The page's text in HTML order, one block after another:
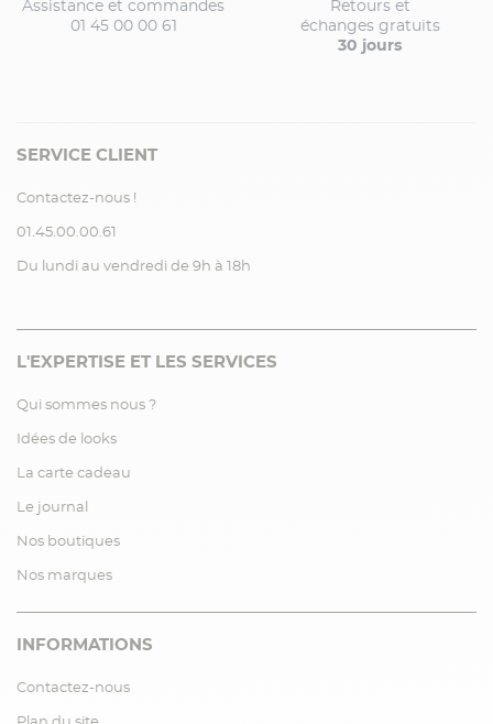
Assistance et commandes
01 45 00 00 61
Retours et
échanges gratuits
30 jours
SERVICE CLIENT
Contactez-nous !
01.45.00.00.61
Du lundi au vendredi de 9h à 18h
L'EXPERTISE ET LES SERVICES
Qui sommes nous ?
Idées de looks
La carte cadeau
Le journal
Nos boutiques
Nos marques
INFORMATIONS
Contactez-nous